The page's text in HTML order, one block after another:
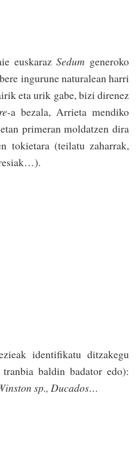
euskarazSedum generoko
ingurune naturalean harri
eta urik gabe, bizi direnez
-a bezala, Arrieta mendiko
primeran moldatzen dira
tokietara (teilatu zaharrak,
identifikatu ditzakegu
baldin badator edo):
sp., Ducados…